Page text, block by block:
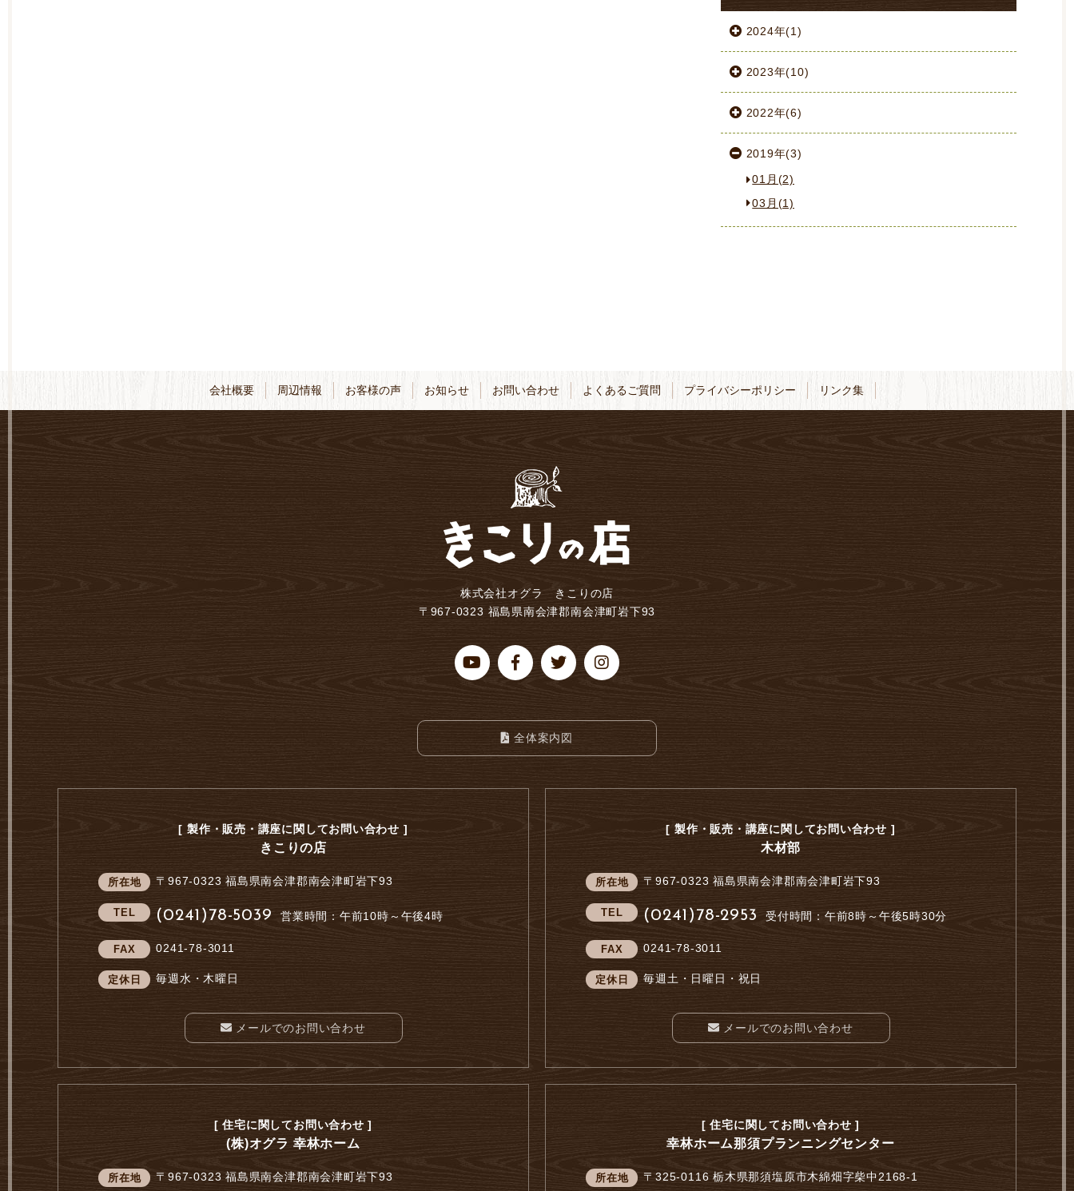
2024年(1)
2023年(10)
2022年(6)
2019年(3)
01月(2)
03月(1)
会社概要 周辺情報 お客様の声 お知らせ お問い合わせ よくあるご質問 プライバシーポリシー リンク集
株式会社オグラ きこりの店
〒967-0323 福島県南会津郡南会津町岩下93
全体案内図
[ 製作・販売・講座に関してお問い合わせ ]
きこりの店
所在地 〒967-0323福島県南会津郡南会津町岩下93
TEL (0241)78-5039 営業時間：午前10時～午後4時
FAX 0241-78-3011
定休日 毎週水・木曜日
メールでのお問い合わせ
[ 製作・販売・講座に関してお問い合わせ ]
木材部
所在地 〒967-0323福島県南会津郡南会津町岩下93
TEL (0241)78-2953 受付時間：午前8時～午後5時30分
FAX 0241-78-3011
定休日 毎週土・日曜日・祝日
メールでのお問い合わせ
[ 住宅に関してお問い合わせ ]
(株)オグラ 幸林ホーム
所在地 〒967-0323福島県南会津郡南会津町岩下93
[ 住宅に関してお問い合わせ ]
幸林ホーム那須プランニングセンター
所在地 〒325-0116栃木県那須塩原市木綿畑字柴中2168-1